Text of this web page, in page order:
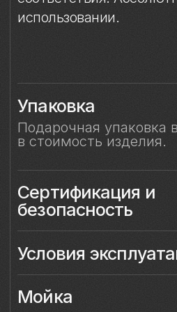
Смотрите также
Контакты